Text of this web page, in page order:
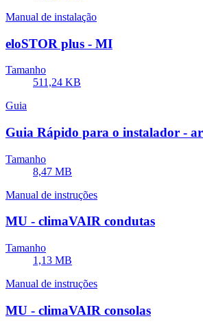
Manual de instalação
eloSTOR plus - MI
Tamanho
511,24 KB
Guia
Guia Rápido para o instalador -
Tamanho
8,47 MB
Manual de instruções
MU - climaVAIR condutas
Tamanho
1,13 MB
Manual de instruções
MU - climaVAIR consolas